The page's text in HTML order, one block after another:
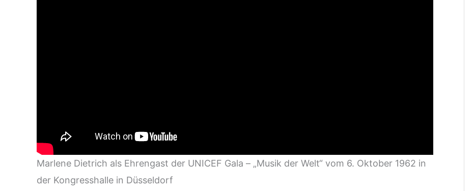
Marlene Dietrich als Ehrengast der UNICEF Gala – „Musik der Welt“ vom 6. Oktober 1962 in
der Kongresshalle in Düsseldorf